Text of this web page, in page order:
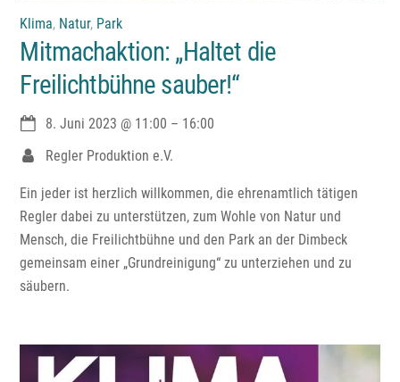
Klima, Natur, Park
Mitmachaktion: „Haltet die
Freilichtbühne sauber!“
8. Juni 2023 @ 11:00 – 16:00
Regler Produktion e.V.
Ein jeder ist herzlich willkommen, die ehrenamtlich tätigen
Regler dabei zu unterstützen, zum Wohle von Natur und
Mensch, die Freilichtbühne und den Park an der Dimbeck
gemeinsam einer „Grundreinigung“ zu unterziehen und zu
säubern.